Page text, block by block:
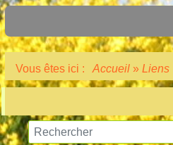
Vous êtes ici : Accueil » Liens